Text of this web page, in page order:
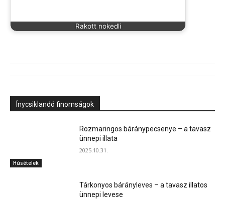
Rakott nokedli
Ínycsiklandó finomságok
Húsételek
Rozmaringos báránypecsenye – a tavasz
ünnepi illata
2025.10.31.
Tárkonyos bárányleves – a tavasz illatos
ünnepi levese